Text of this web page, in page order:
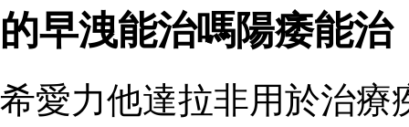
的早洩能治嗎陽痿能治
希愛力他達拉非用於治療